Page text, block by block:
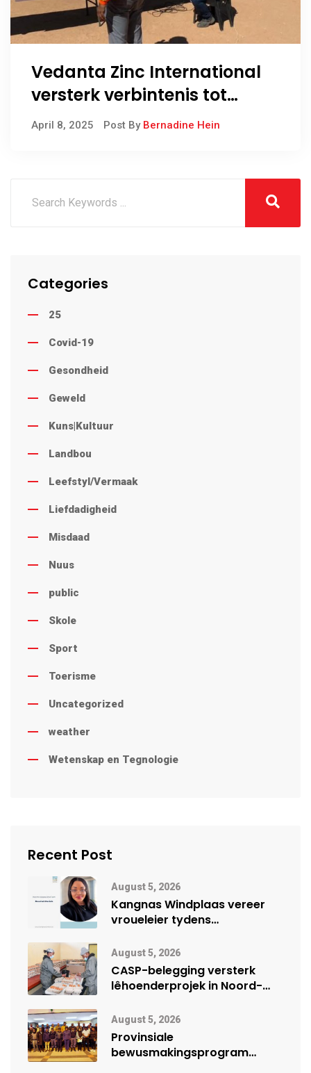
Vedanta Zinc International
versterk verbintenis tot
veiligheid met eerste
April 8, 2025 Post By Bernadine Hein
Categories
25
Covid-19
Gesondheid
Geweld
Kuns|Kultuur
Landbou
Leefstyl/Vermaak
Liefdadigheid
Misdaad
Nuus
public
Skole
Sport
Toerisme
Uncategorized
weather
Wetenskap en Tegnologie
Recent Post
August 5, 2026
Kangnas Windplaas vereer
vroueleier tydens
August 5, 2026
CASP-belegging versterk
lêhoenderprojek in Noord-
August 5, 2026
Provinsiale
bewusmakingsprogram